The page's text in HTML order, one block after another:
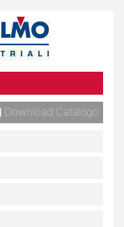
Download Catalogo